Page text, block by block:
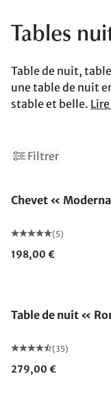
Tables
Table de nuit,
une table de nuit
stable et belle.
Filtrer
Chevet «
(5)
198,00 €
Table de nuit «
(35)
279,00 €
2